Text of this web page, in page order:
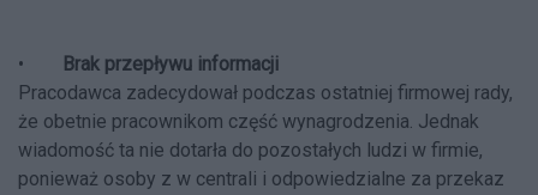
•
Brak przepływu informacji
Pracodawca zadecydował podczas ostatniej firmowej rady,
że obetnie pracownikom część wynagrodzenia. Jednak
wiadomość ta nie dotarła do pozostałych ludzi w firmie,
ponieważ osoby z w centrali i odpowiedzialne za przekaz